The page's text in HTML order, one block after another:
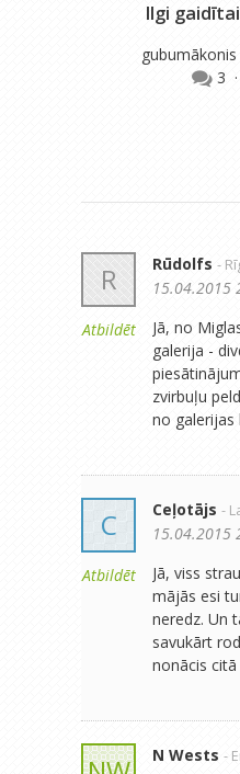
Ilgi
gubumākonis
3 ·
R
Atbildēt
Rūdolfs -
15.04.2015
Jā, no
galerija -
zvirbuļu
no galerijas
C
Atbildēt
Ceļotājs -
15.04.2015
Jā, viss
mājās esi
neredz. Un
savukārt
nonācis citā
N Wests -